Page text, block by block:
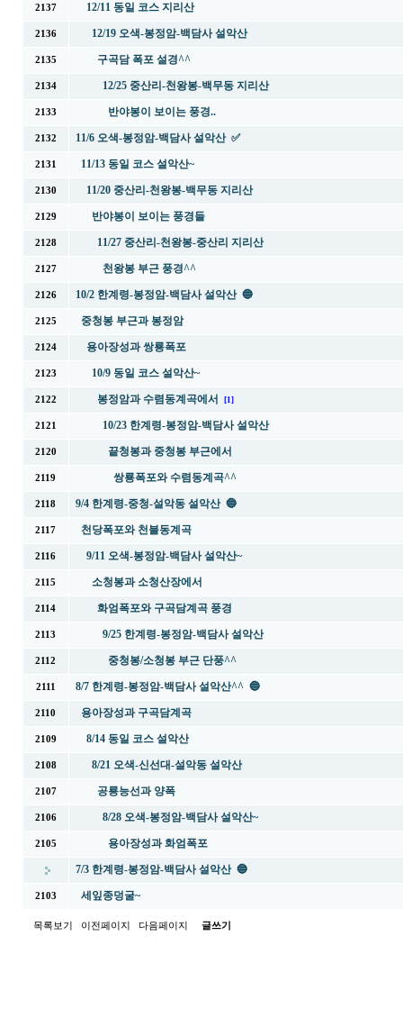
2137 12/11 동일 코스 지리산
2136 12/19 오색-봉정암-백담사 설악산
2135 구곡담 폭포 설경^^
2134 12/25 중산리-천왕봉-백무동 지리산
2133 반야봉이 보이는 풍경..
2132 11/6 오색-봉정암-백담사 설악산 ✅
2131 11/13 동일 코스 설악산~
2130 11/20 중산리-천왕봉-백무동 지리산
2129 반야봉이 보이는 풍경들
2128 11/27 중산리-천왕봉-중산리 지리산
2127 천왕봉 부근 풍경^^
2126 10/2 한계령-봉정암-백담사 설악산 🔵
2125 중청봉 부근과 봉정암
2124 용아장성과 쌍룡폭포
2123 10/9 동일 코스 설악산~
2122 봉정암과 수렴동계곡에서 [1]
2121 10/23 한계령-봉정암-백담사 설악산
2120 끝청봉과 중청봉 부근에서
2119 쌍룡폭포와 수렴동계곡^^
2118 9/4 한계령-중청-설악동 설악산 🔵
2117 천당폭포와 천불동계곡
2116 9/11 오색-봉정암-백담사 설악산~
2115 소청봉과 소청산장에서
2114 화엄폭포와 구곡담계곡 풍경
2113 9/25 한계령-봉정암-백담사 설악산
2112 중청봉/소청봉 부근 단풍^^
2111 8/7 한계령-봉정암-백담사 설악산^^ 🔵
2110 용아장성과 구곡담계곡
2109 8/14 동일 코스 설악산
2108 8/21 오색-신선대-설악동 설악산
2107 공룡능선과 양폭
2106 8/28 오색-봉정암-백담사 설악산~
2105 용아장성과 화엄폭포
7/3 한계령-봉정암-백담사 설악산 🔵
2103 세잎종덩굴~
목록보기 이전페이지 다음페이지 글쓰기